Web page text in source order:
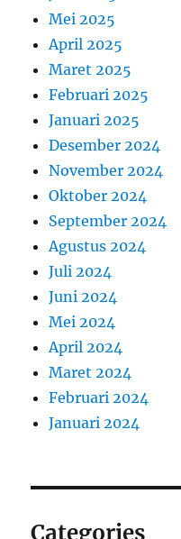
Mei 2025
April 2025
Maret 2025
Februari 2025
Januari 2025
Desember 2024
November 2024
Oktober 2024
September 2024
Agustus 2024
Juli 2024
Juni 2024
Mei 2024
April 2024
Maret 2024
Februari 2024
Januari 2024
Categories